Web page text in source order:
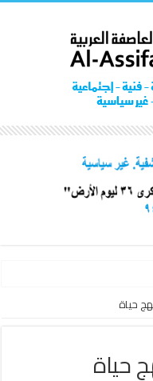
حياة
حياة